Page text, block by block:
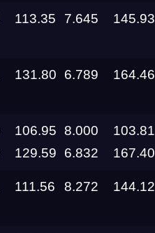
28.08.2026 —
27.08.2026
22.08.2026
16.08.2026
113.35 7.645 145.93
131.80 6.789 164.46
106.95 8.000 103.81
129.59 6.832 167.40
111.56 8.272 144.12